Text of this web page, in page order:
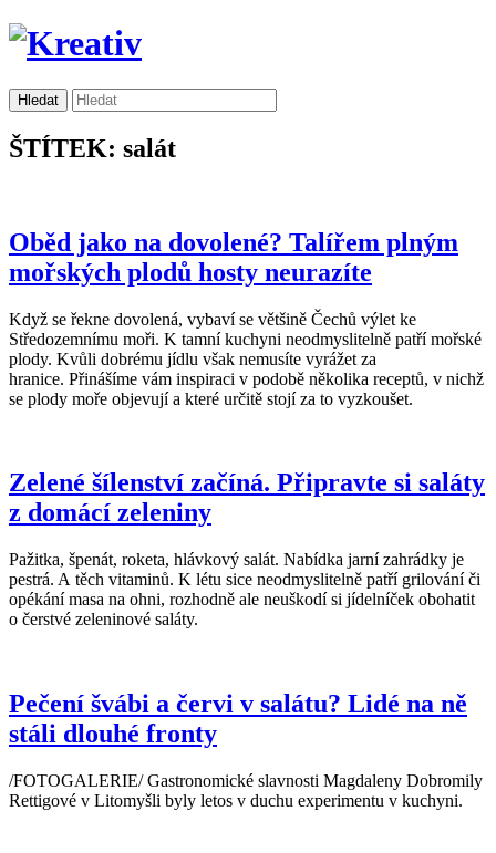
ŠTÍTEK: salát
Oběd jako na dovolené? Talířem plným
mořských plodů hosty neurazíte
Když se řekne dovolená, vybaví se většině Čechů výlet ke
Středozemnímu moři. K tamní kuchyni neodmyslitelně patří mořské
plody. Kvůli dobrému jídlu však nemusíte vyrážet za
hranice. Přinášíme vám inspiraci v podobě několika receptů, v nichž
se plody moře objevují a které určitě stojí za to vyzkoušet.
Zelené šílenství začíná. Připravte si saláty
z domácí zeleniny
Pažitka, špenát, roketa, hlávkový salát. Nabídka jarní zahrádky je
pestrá. A těch vitaminů. K létu sice neodmyslitelně patří grilování či
opékání masa na ohni, rozhodně ale neuškodí si jídelníček obohatit
o čerstvé zeleninové saláty.
Pečení švábi a červi v salátu? Lidé na ně
stáli dlouhé fronty
/FOTOGALERIE/ Gastronomické slavnosti Magdaleny Dobromily
Rettigové v Litomyšli byly letos v duchu experimentu v kuchyni.